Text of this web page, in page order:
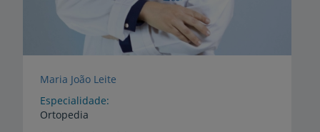
Maria João Leite
Especialidade
Ortopedia